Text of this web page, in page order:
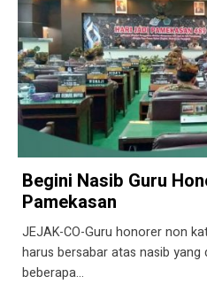
Begini Nasib Guru
Pamekasan
JEJAK-CO-Guru honorer non
harus bersabar atas nasib yang
beberapa…